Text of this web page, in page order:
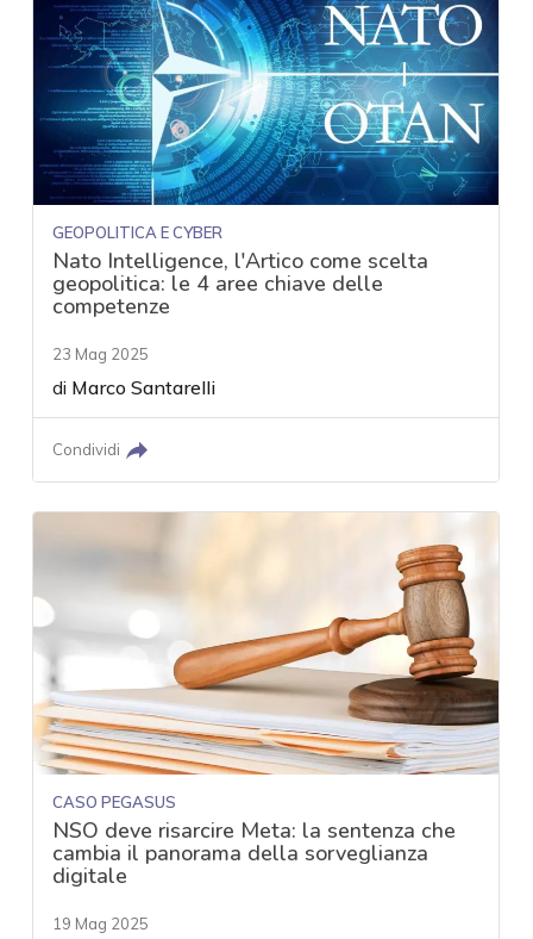
GEOPOLITICA E CYBER
Nato Intelligence, l'Artico come scelta
geopolitica: le 4 aree chiave delle
competenze
23 Mag 2025
di Marco Santarelli
Condividi
CASO PEGASUS
NSO deve risarcire Meta: la sentenza che
cambia il panorama della sorveglianza
digitale
19 Mag 2025